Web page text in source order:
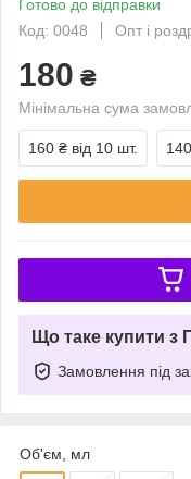
Готово до відправки
Код: 0048
Опт і
180 ₴
Мінімальна сума
160 ₴ від 10 шт.
Що таке купити з
Замовлення під
Об'єм, мл